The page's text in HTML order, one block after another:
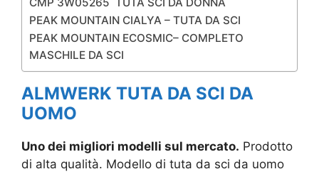
PEAK MOUNTAIN CIALYA – TUTA DA SCI
PEAK MOUNTAIN ECOSMIC– COMPLETO
MASCHILE DA SCI
ALMWERK TUTA DA SCI DA
UOMO
Uno dei migliori modelli sul mercato. Prodotto
di alta qualità. Modello di tuta da sci da uomo